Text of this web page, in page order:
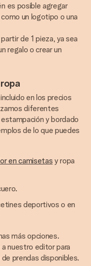
es posible agregar
un logotipo o una
de 1 pieza, ya sea
regalo o crear un
en los precios
diferentes
y bordado
de lo que puedes
en camisetas y ropa
deportivos o en
más opciones.
nuestro editor para
prendas disponibles.